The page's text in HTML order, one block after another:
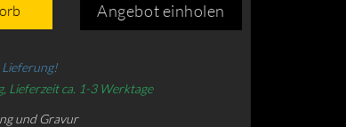
Angebot einholen
Lieferzeit ca. 1-3 Werktage
und Gravur